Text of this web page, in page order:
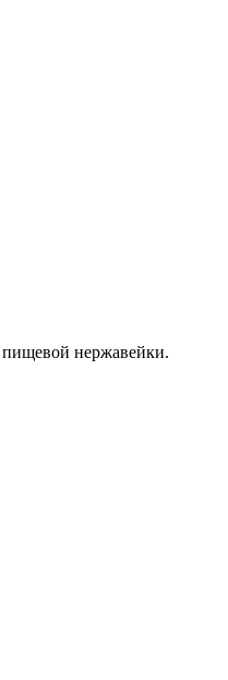
пищевой нержавейки.